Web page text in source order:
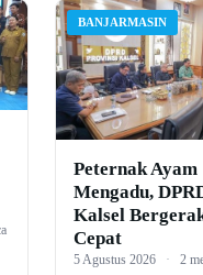
BANJARMASIN
Peternak Ayam
Mengadu,
Kalsel
Cepat
5 Agustus 2026 · 2